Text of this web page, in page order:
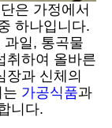
은 가정에서
하나입니다.
과일, 통곡물
취하여 올바른
장과 신체의
가공식품과
니다.